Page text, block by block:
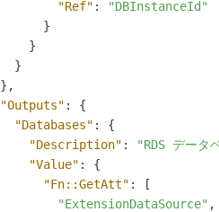
"Ref" :
"DBInstanceId"
}
}
}
} ,
"Outputs" :
{
"Databases" :
{
"Description" : "RDS データ
"Value" :
{
"Fn::GetAtt" :
[
"ExtensionDataSource" ,